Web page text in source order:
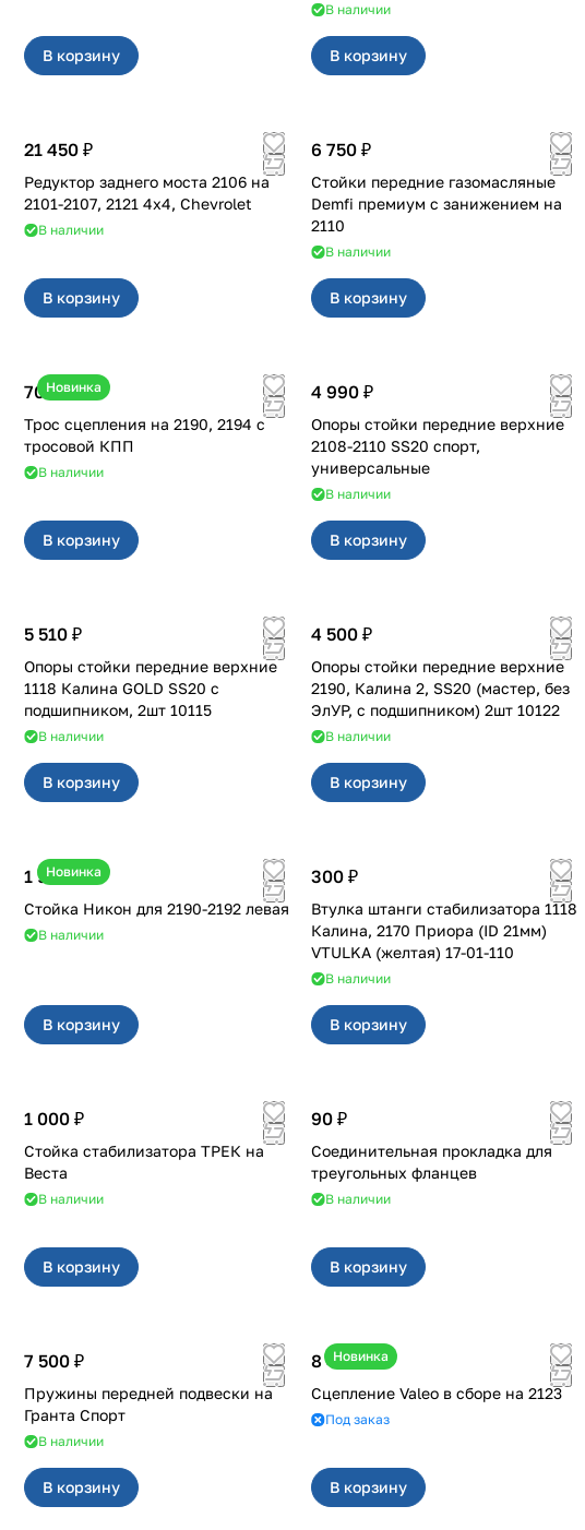
В корзину
В наличии
В корзину
21 450 ₽
Редуктор заднего моста 2106 на
2101-2107, 2121 4x4, Chevrolet
В наличии
В корзину
6 750 ₽
Стойки передние газомасляные
Demfi премиум с занижением на
2110
В наличии
В корзину
Новинка
700 ₽
Трос сцепления на 2190, 2194 с
тросовой КПП
В наличии
В корзину
4 990 ₽
Опоры стойки передние верхние
2108-2110 SS20 спорт,
универсальные
В наличии
В корзину
5 510 ₽
Опоры стойки передние верхние
1118 Калина GOLD SS20 с
подшипником, 2шт 10115
В наличии
В корзину
4 500 ₽
Опоры стойки передние верхние
2190, Калина 2, SS20 (мастер, без
ЭлУР, с подшипником) 2шт 10122
В наличии
В корзину
Новинка
1 900 ₽
Стойка Никон для 2190-2192 левая
В наличии
В корзину
300 ₽
Втулка штанги стабилизатора 1118
Калина, 2170 Приора (ID 21мм)
VTULKA (желтая) 17-01-110
В наличии
В корзину
1 000 ₽
Стойка стабилизатора ТРЕК на
Веста
В наличии
В корзину
90 ₽
Соединительная прокладка для
треугольных фланцев
В наличии
В корзину
7 500 ₽
Пружины передней подвески на
Гранта Спорт
В наличии
В корзину
Новинка
8 400 ₽
Сцепление Valeo в сборе на 2123
Под заказ
В корзину